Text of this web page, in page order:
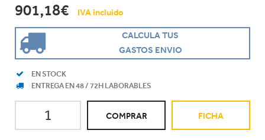
901,18€ IVA incluido
CALCULA TUS
GASTOS ENVIO
EN STOCK
ENTREGA EN 48 / 72H LABORABLES
COMPRAR FICHA